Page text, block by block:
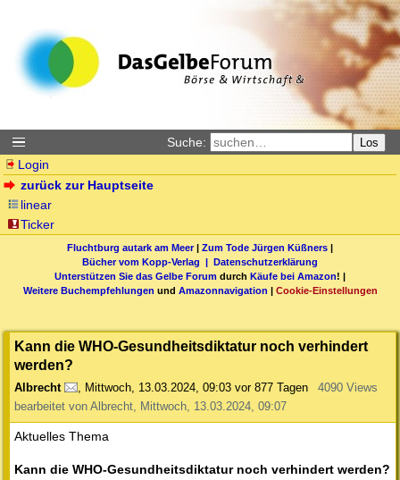
Suche: Los
Login
zurück zur Hauptseite
linear
Ticker
Fluchtburg autark am Meer| Zum Tode Jürgen Küßners |
Bücher vom Kopp-Verlag | Datenschutzerklärung
Unterstützen Sie das Gelbe Forum durch Käufe bei Amazon! |
Weitere Buchempfehlungen und Amazonnavigation | Cookie-Einstellungen
Kann die WHO-Gesundheitsdiktatur noch verhindert
werden?
Albrecht , Mittwoch, 13.03.2024, 09:03 vor 877 Tagen
4090 Views
bearbeitet von Albrecht, Mittwoch, 13.03.2024, 09:07
Aktuelles Thema
Kann die WHO-Gesundheitsdiktatur noch verhindert werden?